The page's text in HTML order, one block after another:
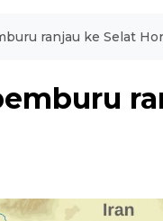
ranjau ke Selat